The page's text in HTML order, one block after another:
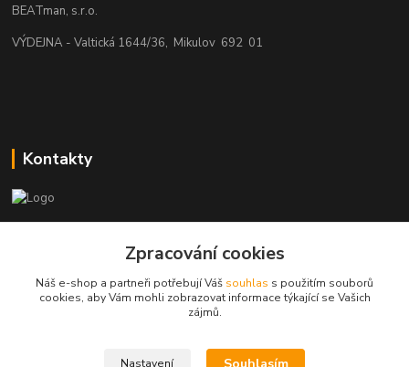
BEATman, s.r.o.
VÝDEJNA - Valtická 1644/36, Mikulov 692 01
Kontakty
elektro@beatman.cz
Zpracování cookies
Náš e-shop a partneři potřebují Váš souhlas s použitím souborů
cookies, aby Vám mohli zobrazovat informace týkající se Vašich
zájmů.
Nastavení